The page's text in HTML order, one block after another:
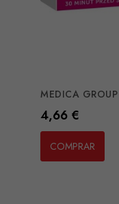
MEDICA
Preço
4,66 €
COMPRAR